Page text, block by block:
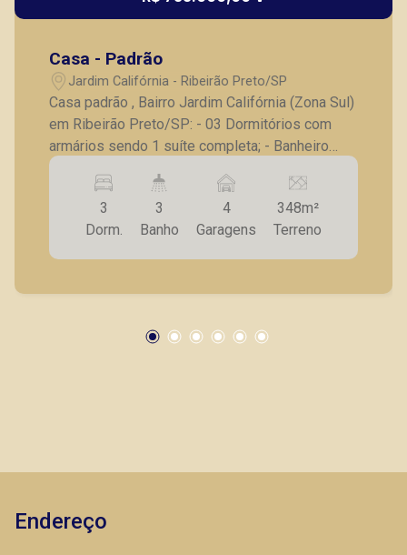
Casa - Padrão
Jardim Califórnia - Ribeirão Preto/SP
Casa padrão , Bairro Jardim Califórnia (Zona Sul)
em Ribeirão Preto/SP: - 03 Dormitórios com
armários sendo 1 suíte completa; - Banheiro
social completo; - Sala de estar; - Sala de jantar;
- Sala de Tv; - Lavabo; - Jardim de inverno; -
Cozinha planejada; - Despensa; - Lavanderia
ampla; - Quintal ajardinado; - Varanda gourmet
com churrasqueira; - 04 Vagas de garagem. A
clientes com agilidade e segurança, em locação,
nos principais lançamentos da cidade de
3
Dorm.
3
Banho
4
Garagens
348m²
Terreno
Endereço